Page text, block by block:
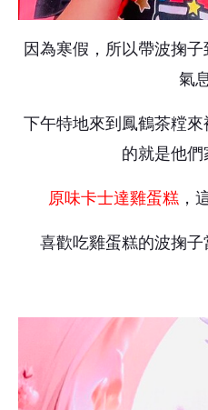
因為寒假，所以帶波掬
氣
下午特地來到鳳鶴茶糛
的就是他們
原味卡士達雞蛋糕 ，
喜歡吃雞蛋糕的波掬子